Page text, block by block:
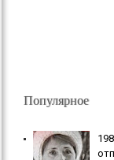
Популярное